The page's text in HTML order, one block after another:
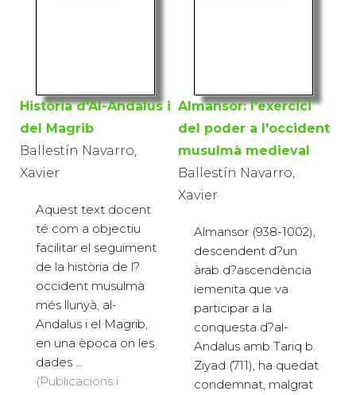
Història d'Al-Andalus i
del Magrib
Ballestín Navarro,
Xavier
Aquest text docent
té com a objectiu
facilitar el seguiment
de la història de l?
occident musulmà
més llunyà, al-
Andalus i el Magrib,
en una època on les
dades ...
(Publicacions i
Almansor: l'exercici
del poder a l'occident
musulmà medieval
Ballestín Navarro,
Xavier
Almansor (938-1002),
descendent d?un
àrab d?ascendència
iemenita que va
participar a la
conquesta d?al-
Andalus amb Tariq b.
Ziyad (711), ha quedat
condemnat, malgrat